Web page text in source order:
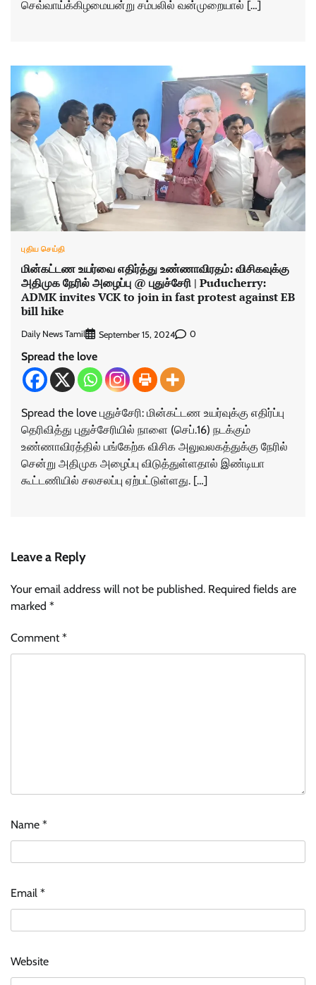
செவ்வாய்க்கிழமையன்று சம்பலில் வன்முறையால் […]
புதிய செய்தி
மின்கட்டண உயர்வை எதிர்த்து உண்ணாவிரதம்: விசிகவுக்கு
அதிமுக நேரில் அழைப்பு @ புதுச்சேரி | Puducherry:
ADMK invites VCK to join in fast protest against EB
bill hike
Daily News Tamil September 15, 2024 0
Spread the love
Spread the love புதுச்சேரி: மின்கட்டண உயர்வுக்கு எதிர்ப்பு
தெரிவித்து புதுச்சேரியில் நாளை (செப்.16) நடக்கும்
உண்ணாவிரத்தில் பங்கேற்க விசிக அலுவலகத்துக்கு நேரில்
சென்று அதிமுக அழைப்பு விடுத்துள்ளதால் இண்டியா
கூட்டணியில் சலசலப்பு ஏற்பட்டுள்ளது. […]
Leave a Reply
Your email address will not be published. Required fields are
marked *
Comment*
Name *
Email *
Website